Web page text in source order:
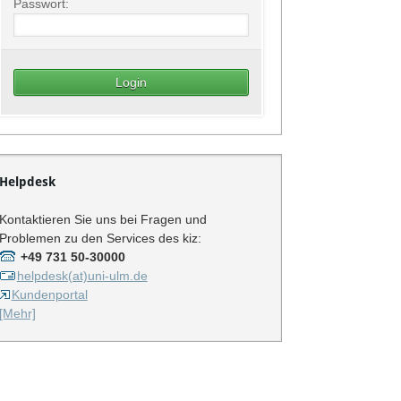
Passwort:
Helpdesk
Kontaktieren Sie uns bei Fragen und
Problemen zu den Services des kiz:
+49 731 50-30000
helpdesk(at)uni-ulm.de
Kundenportal
[Mehr]